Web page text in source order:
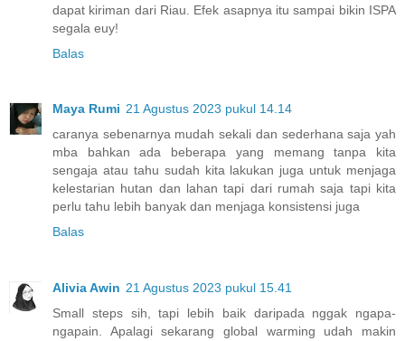
dapat kiriman dari Riau. Efek asapnya itu sampai bikin ISPA
segala euy!
Balas
Maya Rumi 21 Agustus 2023 pukul 14.14
caranya sebenarnya mudah sekali dan sederhana saja yah
mba bahkan ada beberapa yang memang tanpa kita
sengaja atau tahu sudah kita lakukan juga untuk menjaga
kelestarian hutan dan lahan tapi dari rumah saja tapi kita
perlu tahu lebih banyak dan menjaga konsistensi juga
Balas
Alivia Awin 21 Agustus 2023 pukul 15.41
Small steps sih, tapi lebih baik daripada nggak ngapa-
ngapain. Apalagi sekarang global warming udah makin